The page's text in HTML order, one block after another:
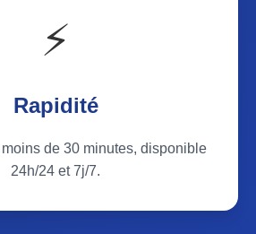
⚡
Rapidité
moins de 30 minutes, disponible
24h/24 et 7j/7.